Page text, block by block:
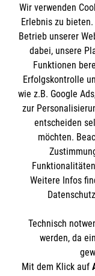
Impressum
Datenschutz
Kontakt
Die
Malteser in
Malteserorden
Sharepoint
IBAN: DE58
BIC:
So finden
Wir verwenden
Erlebnis zu
Betrieb unserer
dabei, unsere
Funktionen
Erfolgskontrolle
wie z.B. Google
zur
entscheiden
möchten.
Weitere Infos
Technisch
werden, da
Mit dem Klick auf